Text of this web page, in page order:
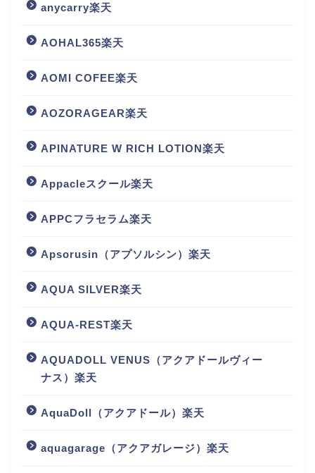
anycarry楽天
AOHAL365楽天
AOMI COFEE楽天
AOZORAGEAR楽天
APINATURE W RICH LOTION楽天
Appacleスクール楽天
APPCフラセラム楽天
Apsorusin（アプソルシン）楽天
AQUA SILVER楽天
AQUA-REST楽天
AQUADOLL VENUS（アクアドールヴィー
ナス）楽天
AquaDoll（アクアドール）楽天
aquagarage（アクアガレージ）楽天